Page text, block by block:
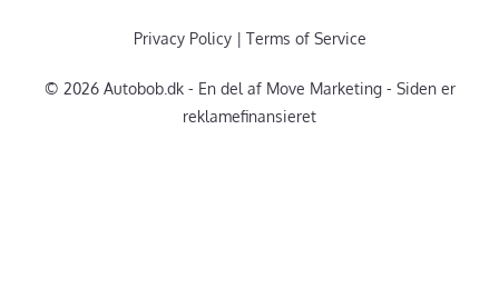
Privacy Policy | Terms of Service
© 2026 Autobob.dk - En del af Move Marketing - Siden er
reklamefinansieret